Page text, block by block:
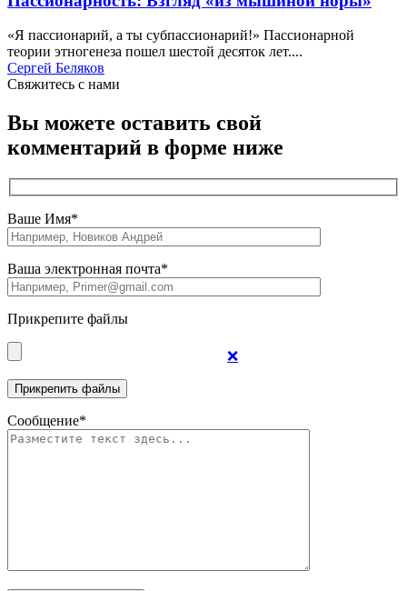
«Я пассионарий, а ты субпассионарий!» Пассионарной
теории этногенеза пошел шестой десяток лет....
Сергей Беляков
Свяжитесь c нами
Вы можете оставить свой
комментарий в форме ниже
Ваше Имя*
Ваша электронная почта*
Прикрепите файлы
❌
Сообщение*